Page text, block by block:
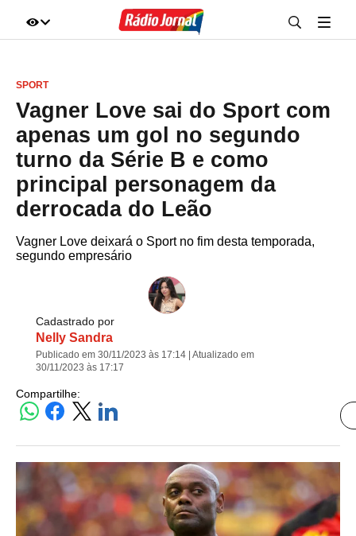
A-
SPORT
Vagner Love sai do Sport com
apenas um gol no segundo
turno da Série B e como
principal personagem da
derrocada do Leão
Vagner Love deixará o Sport no fim desta temporada,
segundo empresário
Cadastrado por
Nelly Sandra
Publicado em 30/11/2023 às 17:14 | Atualizado em
30/11/2023 às 17:17
Compartilhe: